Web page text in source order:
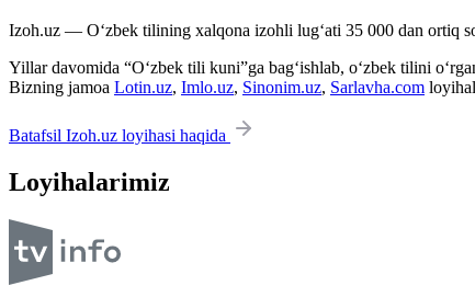
Izoh.uz — O‘zbek tilining xalqona izohli lug‘ati 35 000 dan ortiq
Yillar davomida “O‘zbek tili kuni”ga bag‘ishlab, o‘zbek tilini
Bizning jamoa Lotin.uz, Imlo.uz, Sinonim.uz, Sarlavha.com
Batafsil Izoh.uz loyihasi haqida
Loyihalarimiz